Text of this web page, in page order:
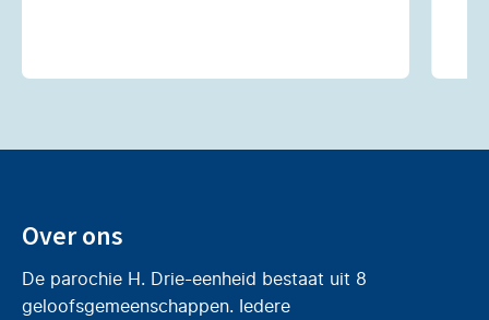
Over ons
De parochie H. Drie-eenheid bestaat uit 8
geloofsgemeenschappen. Iedere